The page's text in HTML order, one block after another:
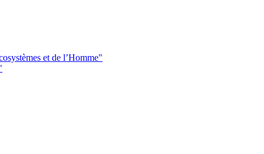
et de l’Homme"